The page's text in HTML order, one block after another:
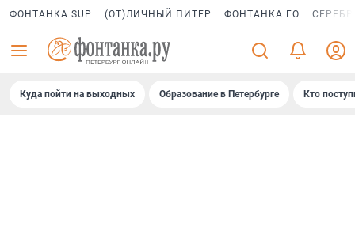
ФОНТАНКА SUP (ОТ)ЛИЧНЫЙ ПИТЕР ФОНТАНКА ГО
Куда пойти на выходных Образование в Петербурге Кто